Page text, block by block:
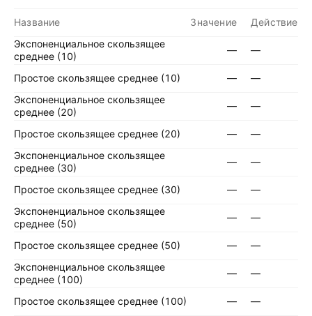
Название Значение
Действие
Экспоненциальное скользящее
среднее (10)
— —
Простое скользящее среднее (10) —
—
Экспоненциальное скользящее
среднее (20)
— —
Простое скользящее среднее (20) —
—
Экспоненциальное скользящее
среднее (30)
— —
Простое скользящее среднее (30) —
—
Экспоненциальное скользящее
среднее (50)
— —
Простое скользящее среднее (50) —
—
Экспоненциальное скользящее
среднее (100)
— —
Простое скользящее среднее (100) —
—